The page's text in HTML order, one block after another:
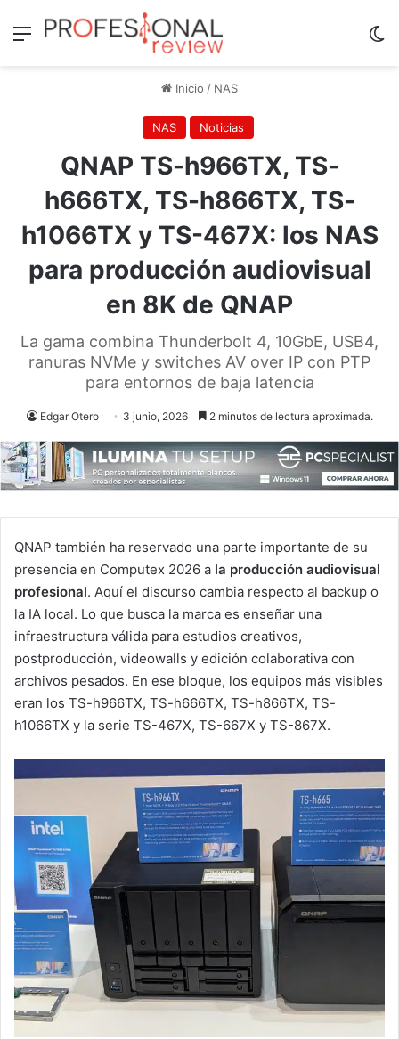
Menú
Inicio / NAS
NAS Noticias
QNAP TS-h966TX, TS-
h666TX, TS-h866TX, TS-
h1066TX y TS-467X: los NAS
para producción audiovisual
en 8K de QNAP
La gama combina Thunderbolt 4, 10GbE, USB4,
ranuras NVMe y switches AV over IP con PTP
para entornos de baja latencia
Edgar Otero 3 junio, 2026 2 minutos de lectura aproximada.
QNAP también ha reservado una parte importante de su
presencia en Computex 2026 a la producción audiovisual
profesional. Aquí el discurso cambia respecto al backup o
la IA local. Lo que busca la marca es enseñar una
infraestructura válida para estudios creativos,
postproducción, videowalls y edición colaborativa con
archivos pesados. En ese bloque, los equipos más visibles
eran los TS-h966TX, TS-h666TX, TS-h866TX, TS-
h1066TX y la serie TS-467X, TS-667X y TS-867X.